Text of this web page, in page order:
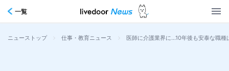
一覧
ニューストップ > 仕事・教育ニュース > 医師に介護業界に…10年後も安泰な職種